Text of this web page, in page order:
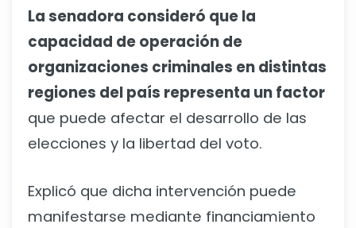
La senadora consideró que la
capacidad de operación de
organizaciones criminales en distintas
regiones del país representa un factor
que puede afectar el desarrollo de las
elecciones y la libertad del voto.
Explicó que dicha intervención puede
manifestarse mediante financiamiento